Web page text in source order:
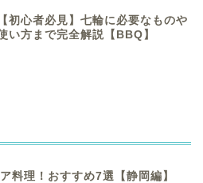
【初心者必見】七輪に必要なものや
い方まで完全解説【BBQ】
料理！おすすめ7選【静岡編】